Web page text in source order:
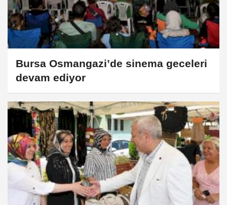
Bursa Osmangazi’de sinema geceleri
devam ediyor